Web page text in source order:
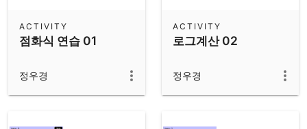
점화식 연습 01
ACTIVITY
정우경
로그계산 02
ACTIVITY
정우경